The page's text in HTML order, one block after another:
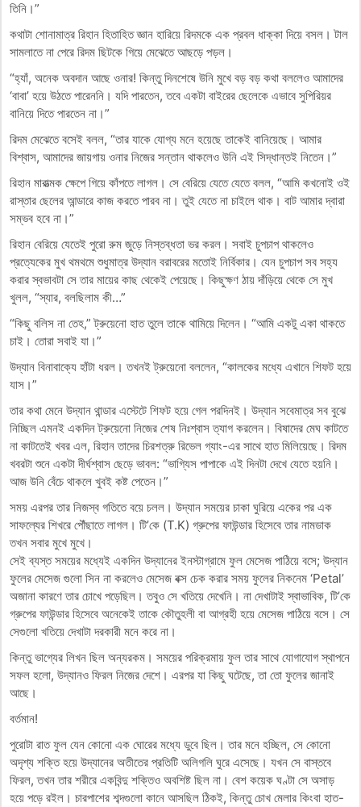
তিনি।”
কথাটা শোনামাত্র রিহান হিতাহিত জ্ঞান হারিয়ে রিদমকে এক প্রবল ধাক্কা দিয়ে বসল। টাল
সামলাতে না পেরে রিদম ছিটকে গিয়ে মেঝেতে আছড়ে পড়ল।
“হ্যাঁ, অনেক অবদান আছে ওনার! কিন্তু দিনশেষে উনি মুখে বড় বড় কথা বললেও আমাদের
‘বাবা’ হয়ে উঠতে পারেননি। যদি পারতেন, তবে একটা বাইরের ছেলেকে এভাবে সুপিরিয়র
বানিয়ে দিতে পারতেন না।”
রিদম মেঝেতে বসেই বলল, “তার যাকে যোগ্য মনে হয়েছে তাকেই বানিয়েছে। আমার
বিশ্বাস, আমাদের জায়গায় ওনার নিজের সন্তান থাকলেও উনি এই সিদ্ধান্তই নিতেন।”
রিহান মারাত্মক ক্ষেপে গিয়ে কাঁপতে লাগল। সে বেরিয়ে যেতে যেতে বলল, “আমি কখনোই ওই
রাস্তার ছেলের আন্ডারে কাজ করতে পারব না। তুই যেতে না চাইলে থাক। বাট আমার দ্বারা
সম্ভব হবে না।”
রিহান বেরিয়ে যেতেই পুরো রুম জুড়ে নিস্তব্ধতা ভর করল। সবাই চুপচাপ থাকলেও
প্রত্যেকের মুখ থমথমে শুধুমাত্র উদ্যান বরাবরের মতোই নির্বিকার। যেন চুপচাপ সব সহ্য
করার স্বভাবটা সে তার মায়ের কাছ থেকেই পেয়েছে। কিছুক্ষণ ঠায় দাঁড়িয়ে থেকে সে মুখ
খুলল, “স্যার, বলছিলাম কী…”
“কিছু বলিস না তেহ,” ট্রুয়েনো হাত তুলে তাকে থামিয়ে দিলেন। “আমি একটু একা থাকতে
চাই। তোরা সবাই যা।”
উদ্যান বিনাবাক্যে হাঁটা ধরল। তখনই ট্রুয়েনো বললেন, “কালকের মধ্যে এখানে শিফট হয়ে
যাস।”
তার কথা মেনে উদ্যান থান্ডার এস্টেটে শিফট হয়ে গেল পরদিনই। উদ্যান সবেমাত্র সব বুঝে
নিচ্ছিল এমনই একদিন ট্রুয়েনো নিজের শেষ নিঃশ্বাস ত্যাগ করলেন। বিষাদের মেঘ কাটতে
না কাটতেই খবর এল, রিহান তাদের চিরশত্রু রিভেল গ্যাং-এর সাথে হাত মিলিয়েছে। রিদম
খবরটা শুনে একটা দীর্ঘশ্বাস ছেড়ে ভাবল: “ভাগ্যিস পাপাকে এই দিনটা দেখে যেতে হয়নি।
আজ উনি বেঁচে থাকলে খুবই কষ্ট পেতেন।”
সময় এরপর তার নিজস্ব গতিতে বয়ে চলল। উদ্যান সময়ের চাকা ঘুরিয়ে একের পর এক
সাফল্যের শিখরে পৌঁছাতে লাগল। টি’কে (T.K) গ্রুপের ফাউন্ডার হিসেবে তার নামডাক
তখন সবার মুখে মুখে।
সেই ব্যস্ত সময়ের মধ্যেই একদিন উদ্যানের ইনস্টাগ্রামে ফুল মেসেজ পাঠিয়ে বসে; উদ্যান
ফুলের মেসেজ গুলো সিন না করলেও মেসেজ বক্স চেক করার সময় ফুলের নিকনেম ‘Petal’
অজানা কারণে তার চোখে পড়েছিল। তবুও সে খতিয়ে দেখেনি। না দেখাটাই স্বাভাবিক, টি’কে
গ্রুপের ফাউন্ডার হিসেবে অনেকেই তাকে কৌতুহলী বা আগ্রহী হয়ে মেসেজ পাঠিয়ে বসে। সে
সেগুলো খতিয়ে দেখাটা দরকারী মনে করে না।
কিন্তু ভাগ্যের লিখন ছিল অন্যরকম। সময়ের পরিক্রমায় ফুল তার সাথে যোগাযোগ স্থাপনে
সফল হলো, উদ্যানও ফিরল নিজের দেশে। এরপর যা কিছু ঘটেছে, তা তো ফুলের জানাই
আছে।
বর্তমান!
পুরোটা রাত ফুল যেন কোনো এক ঘোরের মধ্যে ডুবে ছিল। তার মনে হচ্ছিল, সে কোনো
অদৃশ্য শক্তি হয়ে উদ্যানের অতীতের প্রতিটি অলিগলি ঘুরে এসেছে। যখন সে বাস্তবে
ফিরল, তখন তার শরীরে একবিন্দু শক্তিও অবশিষ্ট ছিল না। বেশ কয়েক ঘণ্টা সে অসাড়
হয়ে পড়ে রইল। চারপাশের শব্দগুলো কানে আসছিল ঠিকই, কিন্তু চোখ মেলার কিংবা হাত-